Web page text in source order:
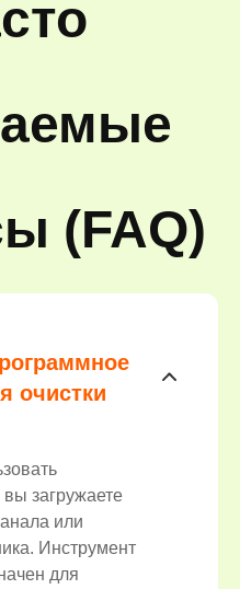
(FAQ)
очистки
вы загружаете
или
Инструмент
для